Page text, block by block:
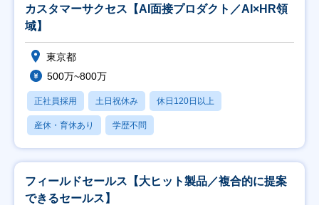
カスタマーサクセス【AI面接プロダクト／AI×HR領
域】
東京都
500万~800万
正社員採用 土日祝休み 休日120日以上
産休・育休あり 学歴不問
フィールドセールス【大ヒット製品／複合的に提案
できるセールス】